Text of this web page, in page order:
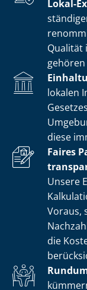
Lokal-
Qualität
gehören
lokalen
diese
Faires
Unsere
Voraus,
die